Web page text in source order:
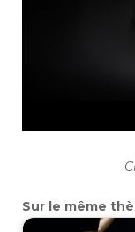
Sur le même